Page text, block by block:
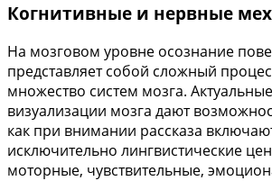
Когнитивные и нервные
На мозговом уровне осознание
представляет собой сложный
множество систем мозга.
визуализации мозга дают
как при внимании рассказа
исключительно лингвистические
моторные, чувствительные,